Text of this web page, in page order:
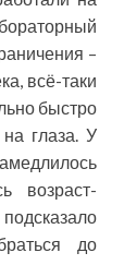
–
всё-таки
быстро
глаза. У
возраст-
до